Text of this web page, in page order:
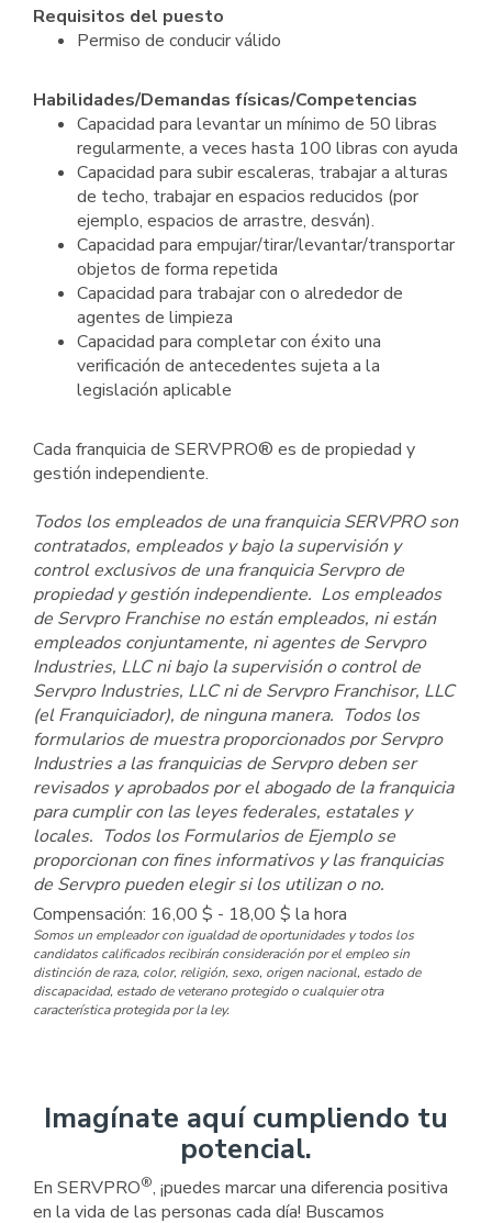
Requisitos del puesto
Permiso de conducir válido
Habilidades/Demandas físicas/Competencias
Capacidad para levantar un mínimo de 50 libras
regularmente, a veces hasta 100 libras con ayuda
Capacidad para subir escaleras, trabajar a alturas
de techo, trabajar en espacios reducidos (por
ejemplo, espacios de arrastre, desván).
Capacidad para empujar/tirar/levantar/transportar
objetos de forma repetida
Capacidad para trabajar con o alrededor de
agentes de limpieza
Capacidad para completar con éxito una
verificación de antecedentes sujeta a la
legislación aplicable
Cada franquicia de SERVPRO® es de propiedad y
gestión independiente.
Todos los empleados de una franquicia SERVPRO son
contratados, empleados y bajo la supervisión y
control exclusivos de una franquicia Servpro de
propiedad y gestión independiente. Los empleados
de Servpro Franchise no están empleados, ni están
empleados conjuntamente, ni agentes de Servpro
Industries, LLC ni bajo la supervisión o control de
Servpro Industries, LLC ni de Servpro Franchisor, LLC
(el Franquiciador), de ninguna manera. Todos los
formularios de muestra proporcionados por Servpro
Industries a las franquicias de Servpro deben ser
revisados y aprobados por el abogado de la franquicia
para cumplir con las leyes federales, estatales y
locales. Todos los Formularios de Ejemplo se
proporcionan con fines informativos y las franquicias
de Servpro pueden elegir si los utilizan o no.
Compensación: 16,00 $ - 18,00 $ la hora
Somos un empleador con igualdad de oportunidades y todos los
candidatos calificados recibirán consideración por el empleo sin
distinción de raza, color, religión, sexo, origen nacional, estado de
discapacidad, estado de veterano protegido o cualquier otra
característica protegida por la ley.
Imagínate aquí cumpliendo tu
potencial.
En SERVPRO®, ¡puedes marcar una diferencia positiva
en la vida de las personas cada día! Buscamos